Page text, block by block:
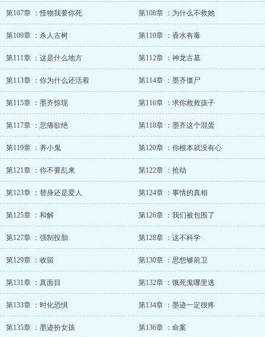
第107章 ：怪物我要你死 第108章 ：为什么不救她
第109章 ：杀人古树 第110章 ：香水有毒
第111章 ：这是什么地方 第112章 ：神龙古墓
第113章 ：你为什么还活着 第114章 ：墨齐僵尸
第115章 ：墨齐惊现 第116章 ：求你救救孩子
第117章 ：悲痛欲绝 第118章 ：墨齐这个混蛋
第119章 ：养小鬼 第120章 ：你根本就没有心
第121章 ：你不要乱来 第122章 ：抢劫
第123章 ：替身还是爱人 第124章 ：事情的真相
第125章 ：和解 第126章 ：我们被包围了
第127章 ：强制投胎 第128章 ：这不科学
第129章 ：收留 第130章 ：思想够前卫
第131章 ：真面目 第132章 ：饿死鬼哪里逃
第133章 ：时化恐惧 第134章 ：墨迹一定很疼
第135章 ：墨迹扮女孩 第136章 ：命案